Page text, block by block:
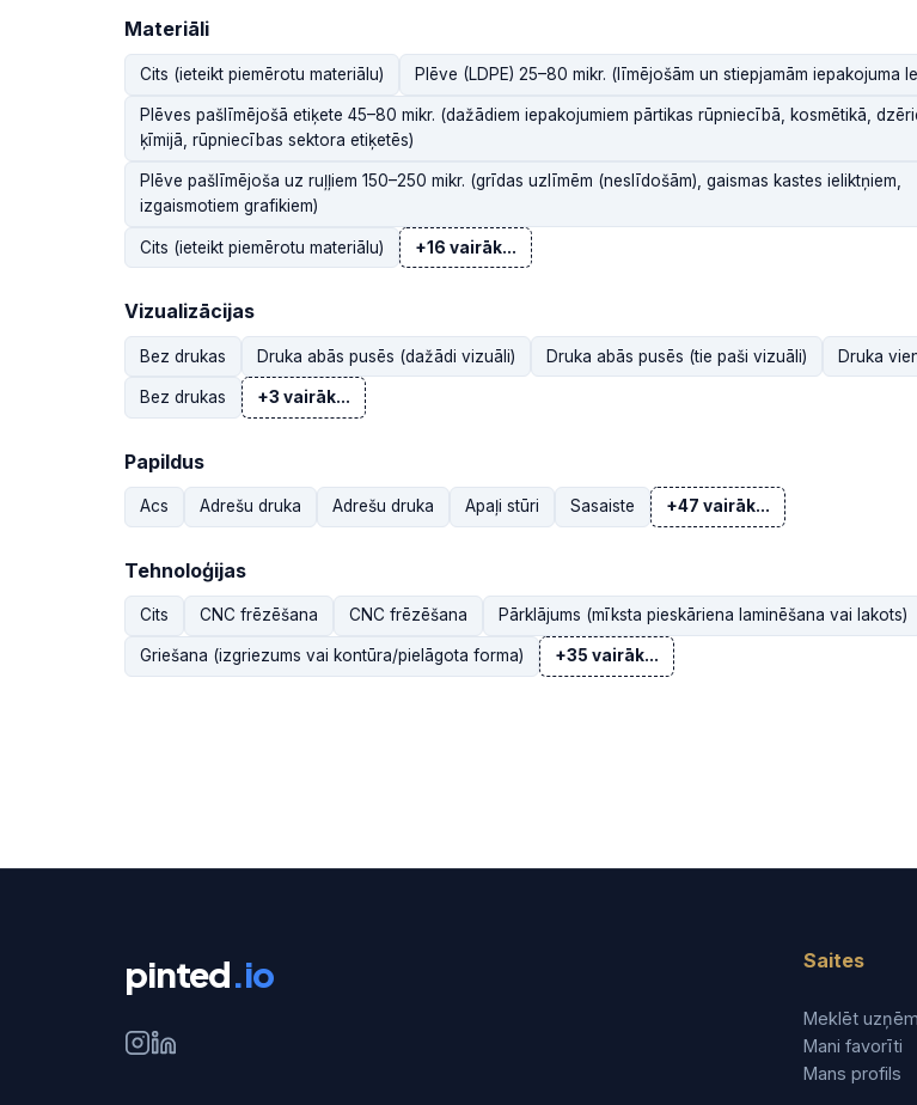
Materiāli
Cits (ieteikt piemērotu materiālu) Plēve (LDPE) 25–80 mikr. (līmējošām un stiepjamām iepakojuma
Plēves pašlīmējošā etiķete 45–80 mikr. (dažādiem iepakojumiem pārtikas rūpniecībā, kosmētikā,
ķīmijā, rūpniecības sektora etiķetēs)
Plēve pašlīmējoša uz ruļļiem 150–250 mikr. (grīdas uzlīmēm (neslīdošām), gaismas kastes ieliktņiem,
izgaismotiem grafikiem)
Cits (ieteikt piemērotu materiālu) +16 vairāk...
Vizualizācijas
Bez drukas Druka abās pusēs (dažādi vizuāli) Druka abās pusēs (tie paši vizuāli) Druka
Bez drukas +3 vairāk...
Papildus
Acs Adrešu druka Adrešu druka Apaļi stūri Sasaiste +47 vairāk...
Tehnoloģijas
Cits CNC frēzēšana CNC frēzēšana Pārklājums (mīksta pieskāriena laminēšana vai lakots)
Griešana (izgriezums vai kontūra/pielāgota forma) +35 vairāk...
pinted.io Saites
Meklēt
Mani favorīti
Mans profils